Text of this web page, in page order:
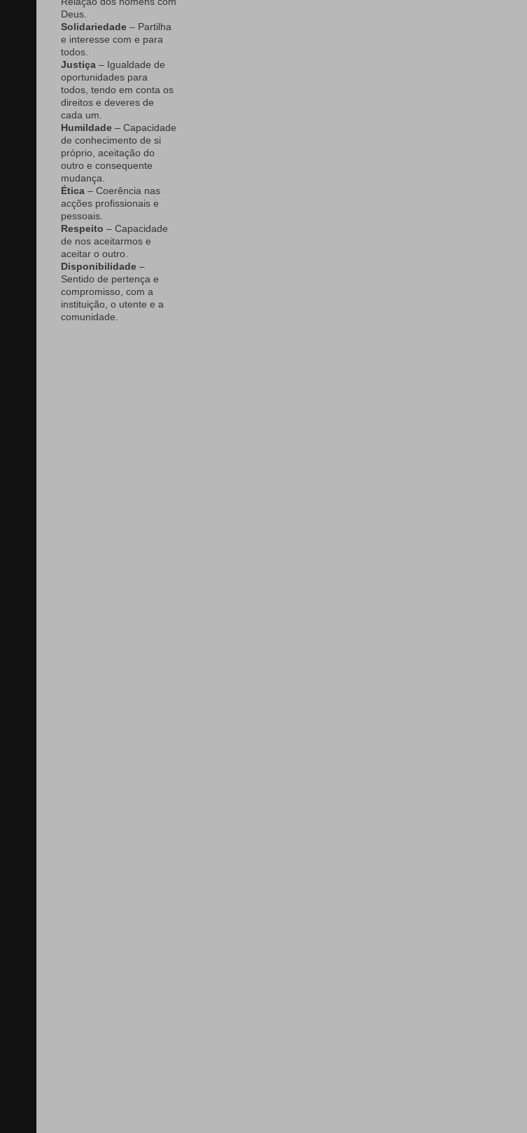
Deus.
Solidariedade – Partilha
e interesse com e para
todos.
Justiça – Igualdade de
oportunidades para
todos, tendo em conta os
direitos e deveres de
cada um.
Humildade – Capacidade
de conhecimento de si
próprio, aceitação do
outro e consequente
mudança.
Ética – Coerência nas
acções profissionais e
pessoais.
Respeito – Capacidade
de nos aceitarmos e
aceitar o outro.
Disponibilidade –
Sentido de pertença e
compromisso, com a
instituição, o utente e a
comunidade.